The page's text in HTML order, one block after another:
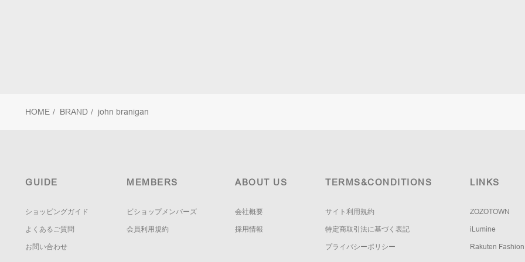
HOME / BRAND / john branigan
GUIDE
ショッピングガイド
よくあるご質問
お問い合わせ
MEMBERS
ビショップメンバーズ
会員利用規約
ABOUT US
会社概要
採用情報
TERMS&CONDITIONS
サイト利用規約
特定商取引法に基づく表記
プライバシーポリシー
LINKS
ZOZOTOWN
iLumine
Rakuten Fashion